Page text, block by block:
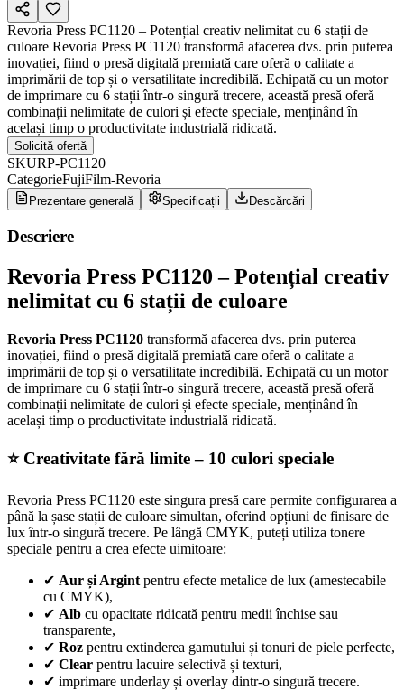
Revoria Press PC1120 – Potențial creativ nelimitat cu 6 stații de
culoare Revoria Press PC1120 transformă afacerea dvs. prin puterea
inovației, fiind o presă digitală premiată care oferă o calitate a
imprimării de top și o versatilitate incredibilă. Echipată cu un motor
de imprimare cu 6 stații într-o singură trecere, această presă oferă
combinații nelimitate de culori și efecte speciale, menținând în
același timp o productivitate industrială ridicată.
Solicită ofertă
SKURP-PC1120
CategorieFujiFilm-Revoria
Prezentare generală Specificații Descărcări
Descriere
Revoria Press PC1120 – Potențial creativ
nelimitat cu 6 stații de culoare
Revoria Press PC1120 transformă afacerea dvs. prin puterea
inovației, fiind o presă digitală premiată care oferă o calitate a
imprimării de top și o versatilitate incredibilă. Echipată cu un motor
de imprimare cu 6 stații într-o singură trecere, această presă oferă
combinații nelimitate de culori și efecte speciale, menținând în
același timp o productivitate industrială ridicată.
⭐ Creativitate fără limite – 10 culori speciale
Revoria Press PC1120 este singura presă care permite configurarea a
până la șase stații de culoare simultan, oferind opțiuni de finisare de
lux într-o singură trecere. Pe lângă CMYK, puteți utiliza tonere
speciale pentru a crea efecte uimitoare:
✔ Aur și Argint pentru efecte metalice de lux (amestecabile
cu CMYK),
✔ Alb cu opacitate ridicată pentru medii închise sau
transparente,
✔ Roz pentru extinderea gamutului și tonuri de piele perfecte,
✔ Clear pentru lacuire selectivă și texturi,
✔ imprimare underlay și overlay dintr-o singură trecere.